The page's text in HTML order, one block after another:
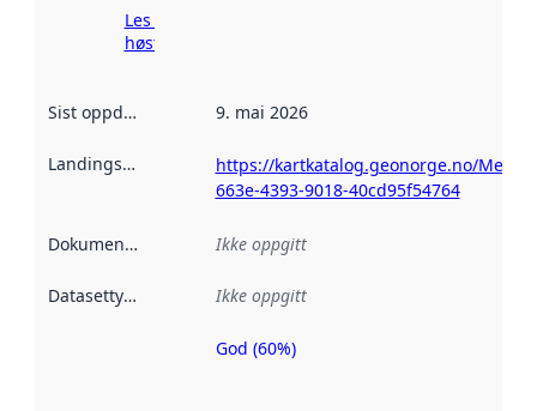
Les mer om
høsting her
Sist oppdatert 9. mai 2026
Landingsside
https://kartkatalog.geonorge.no/
663e-4393-9018-40cd95f54764
Dokumentasjon Ikke oppgitt
Datasettype Ikke oppgitt
Metadatakvalitet
God (60%)